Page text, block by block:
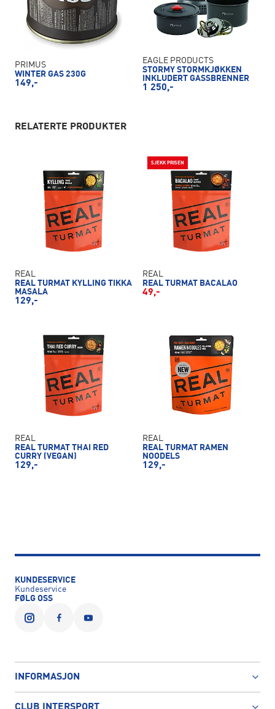
PRIMUS
WINTER GAS 230G
149,-
EAGLE PRODUCTS
STORMY STORMKJØKKEN
INKLUDERT GASSBRENNER
1 250,-
RELATERTE PRODUKTER
REAL
REAL TURMAT KYLLING TIKKA
MASALA
129,-
SJEKK PRISEN
REAL
REAL TURMAT BACALAO
49,-
REAL
REAL TURMAT THAI RED
CURRY (VEGAN)
129,-
REAL
REAL TURMAT RAMEN
NOODELS
129,-
KUNDESERVICE
Kundeservice
FØLG OSS
INFORMASJON